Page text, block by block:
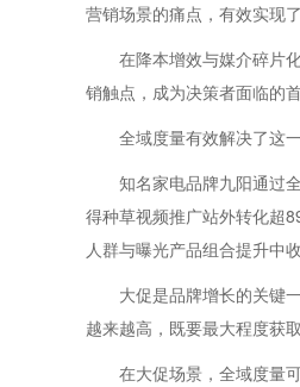
营销场景的痛点，有效实现
在降本增效与媒介碎片
销触点，成为决策者面临的
全域度量有效解决了这
知名家电品牌九阳通过
得种草视频推广站外转化超
人群与曝光产品组合提升中
大促是品牌增长的关键
越来越高，既要最大程度获
在大促场景，全域度量